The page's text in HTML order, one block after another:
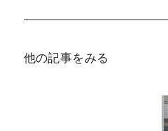
他の記事をみる